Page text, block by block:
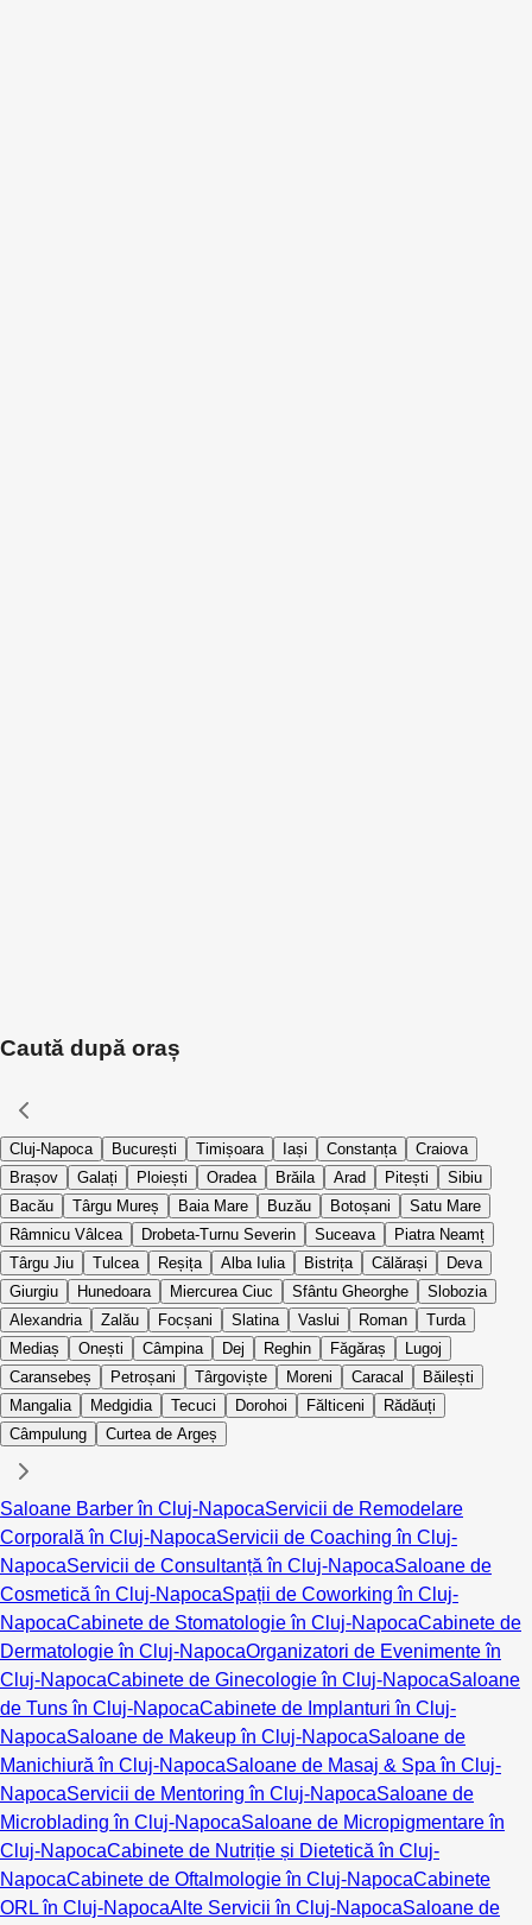
Caută după oraș
Cluj-Napoca București Timișoara Iași Constanța
Craiova
Brașov
Galați Ploiești Oradea Brăila Arad Pitești
Sibiu
Bacău
Târgu Mureș Baia Mare Buzău Botoșani
Satu Mare
Râmnicu Vâlcea
Drobeta-Turnu Severin Suceava
Piatra Neamț
Târgu Jiu
Tulcea Reșița Alba Iulia Bistrița Călărași
Deva
Giurgiu
Hunedoara Miercurea Ciuc Sfântu Gheorghe
Slobozia
Alexandria
Zalău Focșani Slatina Vaslui Roman
Turda
Mediaș
Onești Câmpina Dej Reghin Făgăraș
Lugoj
Caransebeș
Petroșani Târgoviște Moreni Caracal
Băilești
Mangalia
Medgidia Tecuci Dorohoi Fălticeni
Rădăuți
Câmpulung
Curtea de Argeș
Saloane Barber în Cluj-NapocaServicii de Remodelare
Corporală în Cluj-NapocaServicii de Coaching în Cluj-
NapocaServicii de Consultanță în Cluj-NapocaSaloane de
Cosmetică în Cluj-NapocaSpații de Coworking în Cluj-
NapocaCabinete de Stomatologie în Cluj-NapocaCabinete de
Dermatologie în Cluj-NapocaOrganizatori de Evenimente în
Cluj-NapocaCabinete de Ginecologie în Cluj-NapocaSaloane
de Tuns în Cluj-NapocaCabinete de Implanturi în Cluj-
NapocaSaloane de Makeup în Cluj-NapocaSaloane de
Manichiură în Cluj-NapocaSaloane de Masaj & Spa în Cluj-
NapocaServicii de Mentoring în Cluj-NapocaSaloane de
Microblading în Cluj-NapocaSaloane de Micropigmentare în
Cluj-NapocaCabinete de Nutriție și Dietetică în Cluj-
NapocaCabinete de Oftalmologie în Cluj-NapocaCabinete
ORL în Cluj-NapocaAlte Servicii în Cluj-NapocaSaloane de